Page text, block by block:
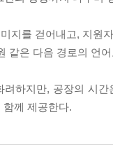
관계
선 현장의 기술
지를 걷어내고, 지원
같은 다음 경로의 언
려하지만, 공장의 시
께 제공한다.